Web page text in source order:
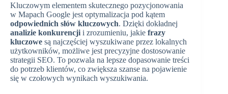
Kluczowym elementem skutecznego pozycjonowania
w Mapach Google jest optymalizacja pod kątem
odpowiednich słów kluczowych. Dzięki dokładnej
analizie konkurencji i zrozumieniu, jakie frazy
kluczowe są najczęściej wyszukiwane przez lokalnych
użytkowników, możliwe jest precyzyjne dostosowanie
strategii SEO. To pozwala na lepsze dopasowanie treści
do potrzeb klientów, co zwiększa szanse na pojawienie
się w czołowych wynikach wyszukiwania.